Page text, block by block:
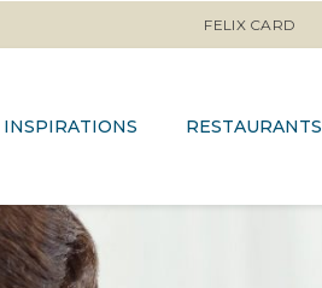
FELIX CARD
INSPIRATIONS RESTAURANTS